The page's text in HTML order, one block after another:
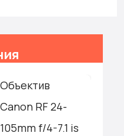
Объектив
Canon RF 24-
105mm f/4-7.1 is